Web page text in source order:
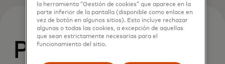
Product Express:
la herramienta “Gestión de cookies” que aparece en la
parte inferior de la pantalla (disponible como enlace en
vez de botón en algunos sitios). Esto incluye rechazar
algunas o todas las cookies, a excepción de aquellas
que sean estrictamente necesarias para el
funcionamiento del sitio.